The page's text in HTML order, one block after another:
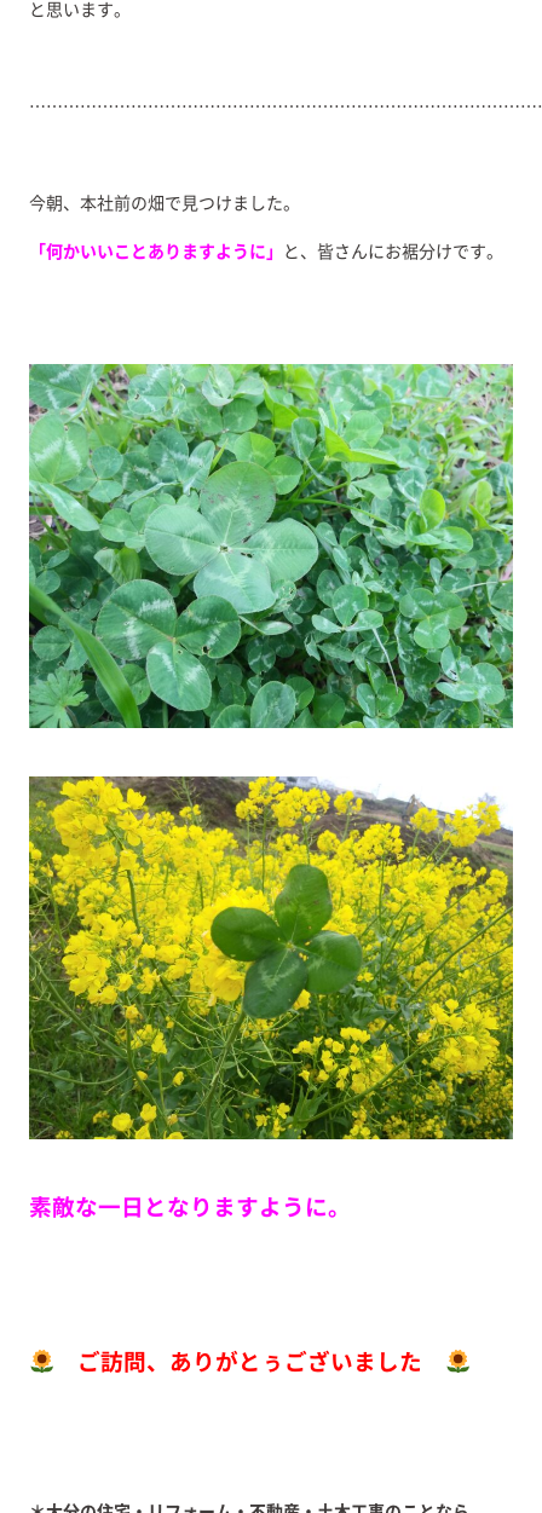
と思います。
今朝、本社前の畑で見つけました。
「何かいいことありますように」 と、皆さんにお裾分けです。
素敵な一日となりますように。
ご訪問、ありがとぅございました